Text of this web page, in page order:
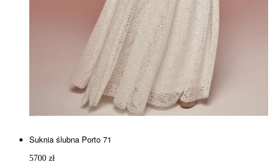
Suknia ślubna Porto 71
5700 zł